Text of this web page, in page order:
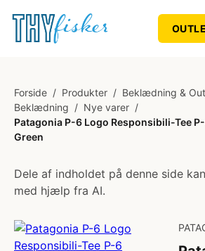
Forside / Produkter / Beklædning &
Beklædning / Nye varer /
Patagonia P-6 Logo Responsibili-Tee
Green
Dele af indholdet på denne side
med hjælp fra AI.